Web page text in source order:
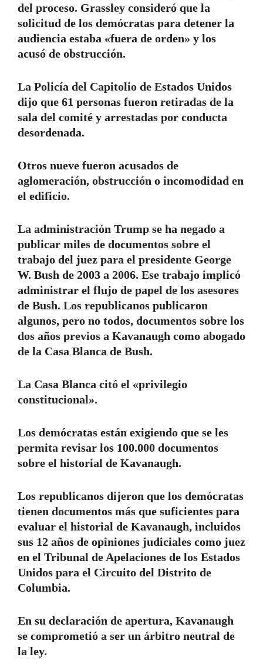
del proceso. Grassley consideró que la
solicitud de los demócratas para detener la
audiencia estaba «fuera de orden» y los
acusó de obstrucción.
La Policía del Capitolio de Estados Unidos
dijo que 61 personas fueron retiradas de la
sala del comité y arrestadas por conducta
desordenada.
Otros nueve fueron acusados ​​de
aglomeración, obstrucción o incomodidad en
el edificio.
La administración Trump se ha negado a
publicar miles de documentos sobre el
trabajo del juez para el presidente George
W. Bush de 2003 a 2006. Ese trabajo implicó
administrar el flujo de papel de los asesores
de Bush. Los republicanos publicaron
algunos, pero no todos, documentos sobre los
dos años previos a Kavanaugh como abogado
de la Casa Blanca de Bush.
La Casa Blanca citó el «privilegio
constitucional».
Los demócratas están exigiendo que se les
permita revisar los 100.000 documentos
sobre el historial de Kavanaugh.
Los republicanos dijeron que los demócratas
tienen documentos más que suficientes para
evaluar el historial de Kavanaugh, incluidos
sus 12 años de opiniones judiciales como juez
en el Tribunal de Apelaciones de los Estados
Unidos para el Circuito del Distrito de
Columbia.
En su declaración de apertura, Kavanaugh
se comprometió a ser un árbitro neutral de
la ley.